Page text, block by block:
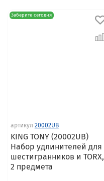
Заберите сегодня
артикул 20002UB
KING TONY (20002UB)
Набор удлинителей для
шестигранников и TORX,
2 предмета